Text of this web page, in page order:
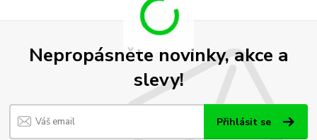
Nepropásněte novinky, akce a
slevy!
Přihlásit se